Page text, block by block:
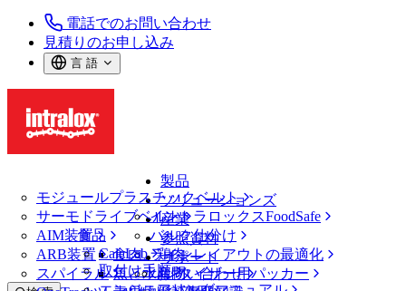
電話でのお問い合わせ
見積りのお申し込み
言 語
製品
モジュールプラスチックベルト
サーモドライブベルト
AIM装置
ARB装置
スパイラル
ソリューションズ
イントラロックスFoodSafe
バルク仕分け
ラインレイアウトの最適化
パレタイザー用パッカー
産業
食品
食肉、鶏肉
魚と水産物
参照資料
CalcLab
取付け手順
サポート
お問い合わせ